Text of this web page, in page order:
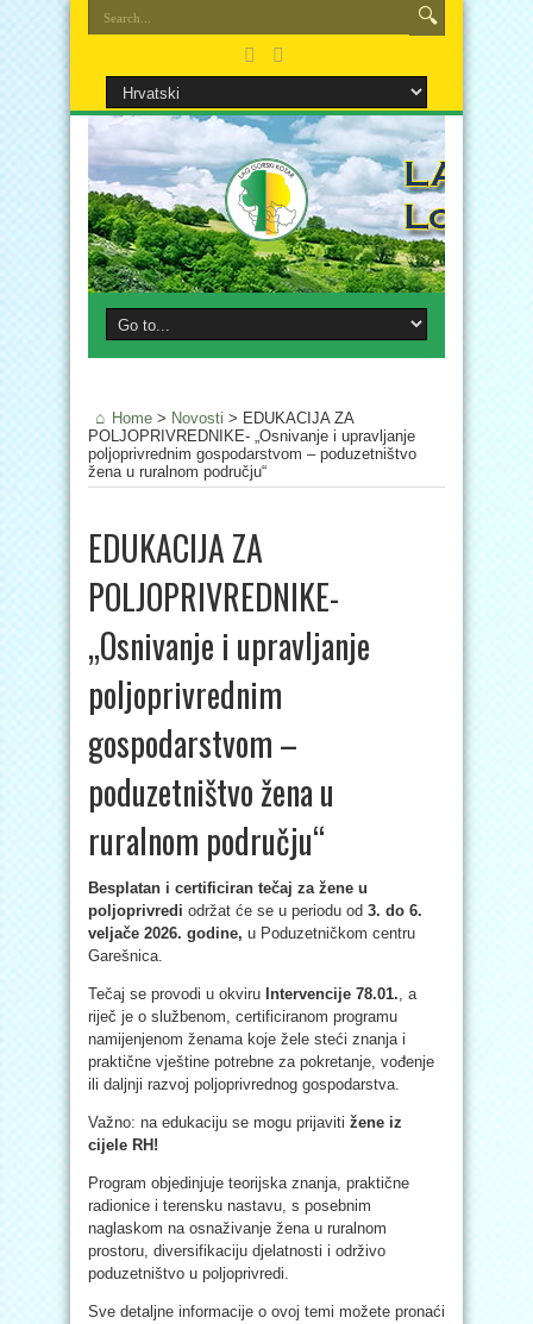
Home > Novosti > EDUKACIJA ZA
POLJOPRIVREDNIKE- „Osnivanje i upravljanje
poljoprivrednim gospodarstvom – poduzetništvo
žena u ruralnom području“
EDUKACIJA ZA
POLJOPRIVREDNIKE-
„Osnivanje i upravljanje
poljoprivrednim
gospodarstvom –
poduzetništvo žena u
ruralnom području“
Besplatan i certificiran tečaj za žene u
poljoprivredi održat će se u periodu od 3. do 6.
veljače 2026. godine, u Poduzetničkom centru
Garešnica.
Tečaj se provodi u okviru Intervencije 78.01., a
riječ je o službenom, certificiranom programu
namijenjenom ženama koje žele steći znanja i
praktične vještine potrebne za pokretanje, vođenje
ili daljnji razvoj poljoprivrednog gospodarstva.
Važno: na edukaciju se mogu prijaviti žene iz
cijele RH!
Program objedinjuje teorijska znanja, praktične
radionice i terensku nastavu, s posebnim
naglaskom na osnaživanje žena u ruralnom
prostoru, diversifikaciju djelatnosti i održivo
poduzetništvo u poljoprivredi.
Sve detaljne informacije o ovoj temi možete pronaći